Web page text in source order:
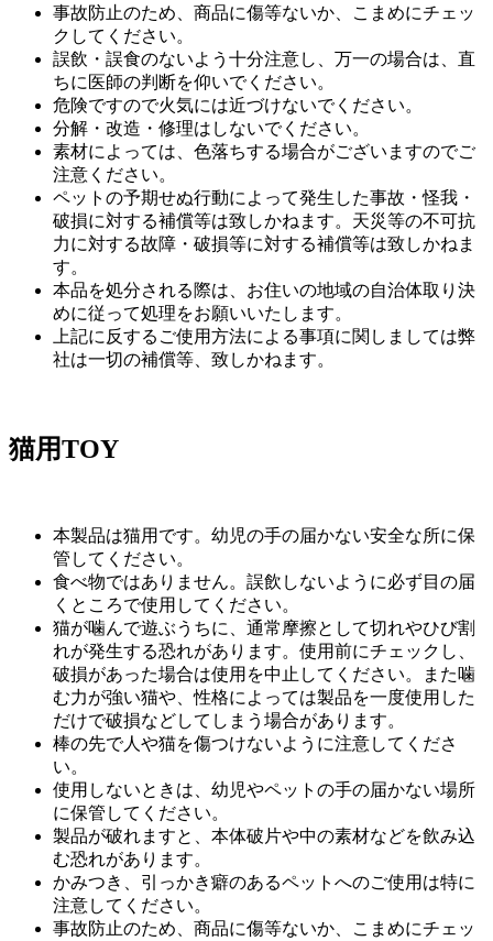
事故防止のため、商品に傷等ないか、こまめにチェッ
クしてください。
誤飲・誤食のないよう十分注意し、万一の場合は、直
ちに医師の判断を仰いでください。
危険ですので火気には近づけないでください。
分解・改造・修理はしないでください。
素材によっては、色落ちする場合がございますのでご
注意ください。
ペットの予期せぬ行動によって発生した事故・怪我・
破損に対する補償等は致しかねます。天災等の不可抗
力に対する故障・破損等に対する補償等は致しかねま
す。
本品を処分される際は、お住いの地域の自治体取り決
めに従って処理をお願いいたします。
上記に反するご使用方法による事項に関しましては弊
社は一切の補償等、致しかねます。
猫用TOY
本製品は猫用です。幼児の手の届かない安全な所に保
管してください。
食べ物ではありません。誤飲しないように必ず目の届
くところで使用してください。
猫が噛んで遊ぶうちに、通常摩擦として切れやひび割
れが発生する恐れがあります。使用前にチェックし、
破損があった場合は使用を中止してください。また噛
む力が強い猫や、性格によっては製品を一度使用した
だけで破損などしてしまう場合があります。
棒の先で人や猫を傷つけないように注意してくださ
い。
使用しないときは、幼児やペットの手の届かない場所
に保管してください。
製品が破れますと、本体破片や中の素材などを飲み込
む恐れがあります。
かみつき、引っかき癖のあるペットへのご使用は特に
注意してください。
事故防止のため、商品に傷等ないか、こまめにチェッ